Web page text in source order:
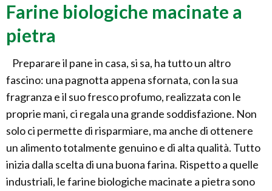
Farine biologiche macinate a
pietra
Preparare il pane in casa, si sa, ha tutto un altro
fascino: una pagnotta appena sfornata, con la sua
fragranza e il suo fresco profumo, realizzata con le
proprie mani, ci regala una grande soddisfazione. Non
solo ci permette di risparmiare, ma anche di ottenere
un alimento totalmente genuino e di alta qualità. Tutto
inizia dalla scelta di una buona farina. Rispetto a quelle
industriali, le farine biologiche macinate a pietra sono